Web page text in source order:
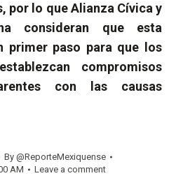
por lo que Alianza Cívica y
consideran que esta
primer paso para que los
compromisos
con las causas
By @ReporteMexiquense
AM
Leave a comment